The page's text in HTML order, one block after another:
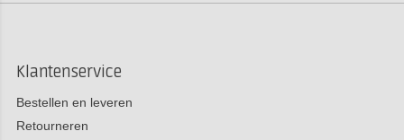
Klantenservice
Bestellen en leveren
Retourneren